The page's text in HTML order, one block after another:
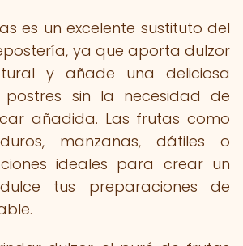
es un excelente sustituto del
ya que aporta dulzor
y añade una deliciosa
sin la necesidad de
añadida. Las frutas como
manzanas, dátiles o
ideales para crear un
tus preparaciones de